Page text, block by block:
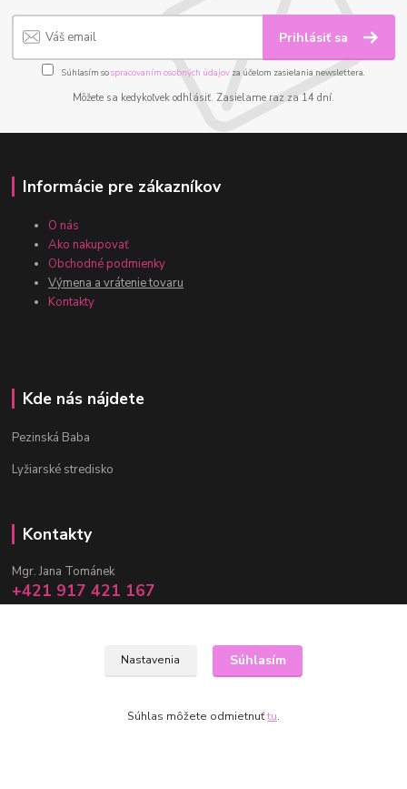
Prihlásiť sa
Súhlasím sospracovaním osobných údajov za účelom zasielania newslettera.
Môžete sa kedykoľvek odhlásiť. Zasielame raz za 14 dní.
Informácie pre zákazníkov
O nás
Ako nakupovať
Obchodné podmienky
Výmena a vrátenie tovaru
Kontakty
Kde nás nájdete
Pezinská Baba
Lyžiarské stredisko
Kontakty
Mgr. Jana Tománek
+421 917 421 167
(Po-Pia, 10 -17 hod.)
Nastavenia Súhlasím
Súhlas môžete odmietnuťtu.